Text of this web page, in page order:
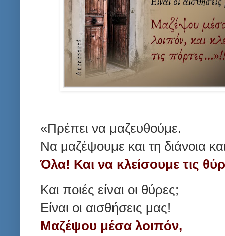
«Πρέπει να μαζευθούμε.
Να μαζέψουμε και τη διάνοια
Όλα! Και να κλείσουμε τις
Και ποιές είναι οι θύρες;
Είναι οι αισθήσεις μας!
Μαζέψου μέσα λοιπόν,